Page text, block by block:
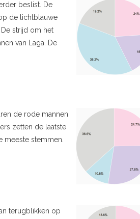
beslist. De
de lichtblauwe
strijd om het
van Laga. De
de rode mannen
zetten de laatste
stemmen.
terugblikken op